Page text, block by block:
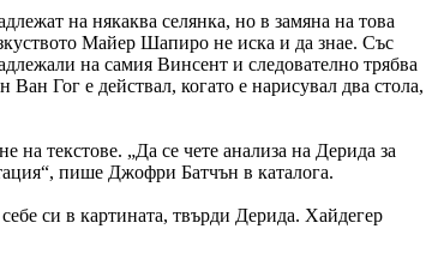
на някаква селянка, но в замяна на това
Майер Шапиро не иска и да знае. Със
на самия Винсент и следователно трябва
Гог е действал, когато е нарисувал два стола,
на текстове. „Да се чете анализа на Дерида за
пише Джофри Батчън в каталога.
си в картината, твърди Дерида. Хайдегер